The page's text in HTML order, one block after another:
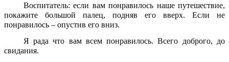
Воспитатель: если вам понравилось наше путешествие,
покажите большой палец, подняв его вверх. Если не
понравилось – опустив его вниз.
Я рада что вам всем понравилось. Всего доброго, до
свидания.